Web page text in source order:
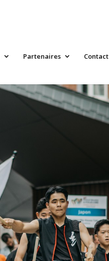
Partenaires Contact